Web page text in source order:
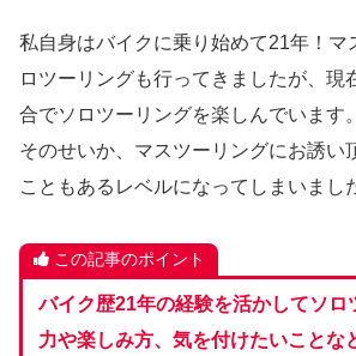
私自身はバイクに乗り始めて21年！マ
ロツーリングも行ってきましたが、現
合でソロツーリングを楽しんでいます。
そのせいか、マスツーリングにお誘い
こともあるレベルになってしまいまし
この記事のポイント
バイク歴21年の経験を活かしてソロ
力や楽しみ方、気を付けたいことな